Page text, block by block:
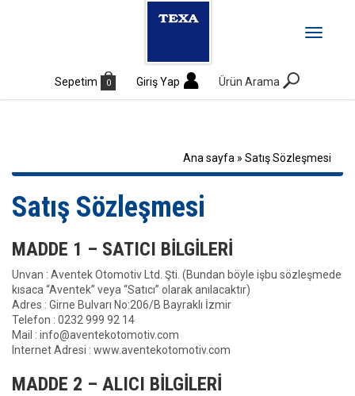
Toggle
Sepetim 0 Giriş Yap Ürün Arama
Ana sayfa » Satış Sözleşmesi
Satış Sözleşmesi
MADDE 1 – SATICI BİLGİLERİ
Unvan : Aventek Otomotiv Ltd. Şti. (Bundan böyle işbu sözleşmede
kısaca “Aventek” veya “Satıcı” olarak anılacaktır)
Adres : Girne Bulvarı No:206/B Bayraklı İzmir
Telefon : 0232 999 92 14
Mail : info@aventekotomotiv.com
Internet Adresi : www.aventekotomotiv.com
MADDE 2 – ALICI BİLGİLERİ